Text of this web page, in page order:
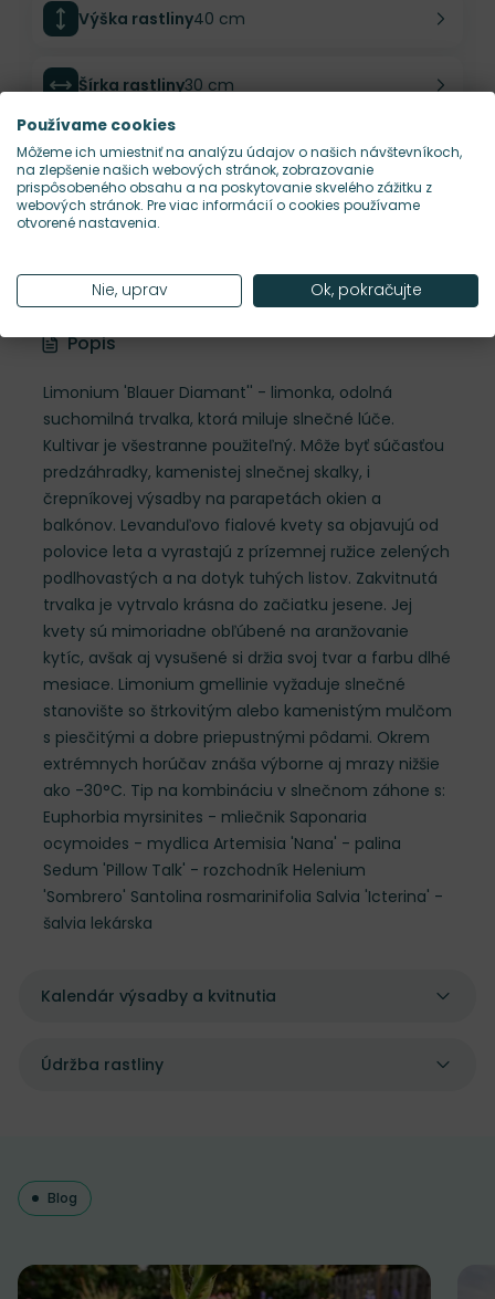
Výška rastliny40 cm
Šírka rastliny30 cm
Habitus rastlinykompaktný
Hustota výsadby 9 ks/m²
Nároky na slnko
Popis
Limonium 'Blauer Diamant'' - limonka, odolná
suchomilná trvalka, ktorá miluje slnečné lúče.
Kultivar je všestranne použiteľný. Môže byť súčasťou
predzáhradky, kamenistej slnečnej skalky, i
črepníkovej výsadby na parapetách okien a
balkónov. Levanduľovo fialové kvety sa objavujú od
polovice leta a vyrastajú z prízemnej ružice zelených
podlhovastých a na dotyk tuhých listov. Zakvitnutá
trvalka je vytrvalo krásna do začiatku jesene. Jej
kvety sú mimoriadne obľúbené na aranžovanie
kytíc, avšak aj vysušené si držia svoj tvar a farbu dlhé
mesiace. Limonium gmellinie vyžaduje slnečné
stanovište so štrkovitým alebo kamenistým mulčom
s piesčitými a dobre priepustnými pôdami. Okrem
extrémnych horúčav znáša výborne aj mrazy nižšie
ako -30°C. Tip na kombináciu v slnečnom záhone s:
Euphorbia myrsinites - mliečnik Saponaria
ocymoides - mydlica Artemisia 'Nana' - palina
Sedum 'Pillow Talk' - rozchodník Helenium
'Sombrero' Santolina rosmarinifolia Salvia 'Icterina' -
šalvia lekárska
Kalendár výsadby a kvitnutia
Údržba rastliny
Blog
Používame cookies
Môžeme ich umiestniť na analýzu údajov o našich návštevníkoch,
na zlepšenie našich webových stránok, zobrazovanie
prispôsobeného obsahu a na poskytovanie skvelého zážitku z
webových stránok. Pre viac informácií o cookies používame
otvorené nastavenia.
Nie, uprav Ok, pokračujte